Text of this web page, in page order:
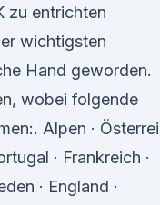
zu entrichten
wichtigsten
Hand geworden.
wobei folgende
Alpen ·
· Frankreich ·
· England ·